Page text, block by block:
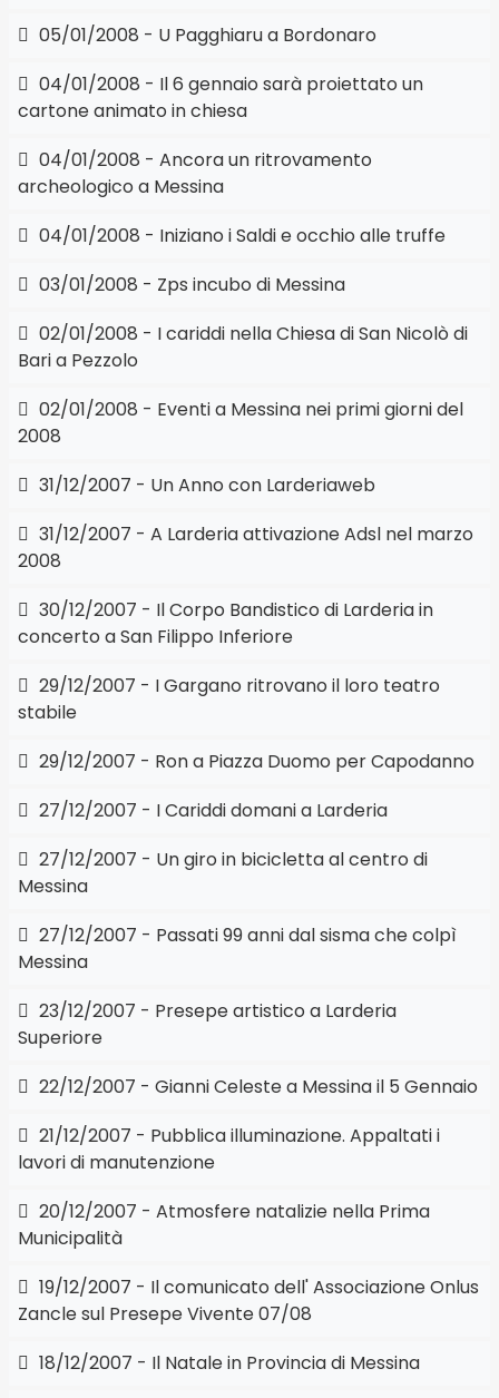
05/01/2008 - U Pagghiaru a Bordonaro
04/01/2008 - Il 6 gennaio sarà proiettato un
cartone animato in chiesa
04/01/2008 - Ancora un ritrovamento
archeologico a Messina
04/01/2008 - Iniziano i Saldi e occhio alle truffe
03/01/2008 - Zps incubo di Messina
02/01/2008 - I cariddi nella Chiesa di San Nicolò di
Bari a Pezzolo
02/01/2008 - Eventi a Messina nei primi giorni del
2008
31/12/2007 - Un Anno con Larderiaweb
31/12/2007 - A Larderia attivazione Adsl nel marzo
2008
30/12/2007 - Il Corpo Bandistico di Larderia in
concerto a San Filippo Inferiore
29/12/2007 - I Gargano ritrovano il loro teatro
stabile
29/12/2007 - Ron a Piazza Duomo per Capodanno
27/12/2007 - I Cariddi domani a Larderia
27/12/2007 - Un giro in bicicletta al centro di
Messina
27/12/2007 - Passati 99 anni dal sisma che colpì
Messina
23/12/2007 - Presepe artistico a Larderia
Superiore
22/12/2007 - Gianni Celeste a Messina il 5 Gennaio
21/12/2007 - Pubblica illuminazione. Appaltati i
lavori di manutenzione
20/12/2007 - Atmosfere natalizie nella Prima
Municipalità
19/12/2007 - Il comunicato dell' Associazione Onlus
Zancle sul Presepe Vivente 07/08
18/12/2007 - Il Natale in Provincia di Messina